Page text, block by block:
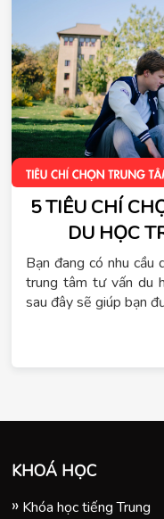
5 TIÊU CHÍ
DU HỌC
Bạn đang có nhu cầu
trung tâm tư vấn du
sau đây sẽ giúp bạn
KHOÁ HỌC
Khóa học tiếng Trung